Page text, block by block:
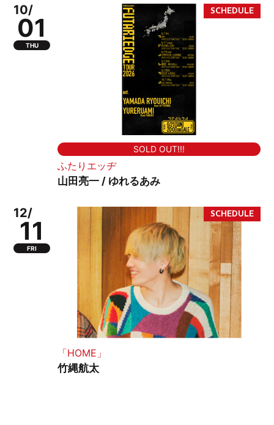
10/
01
THU
SOLD OUT!!!
ふたりエッヂ
山田亮一 / ゆれるあみ
12/
11
FRI
「HOME」
竹縄航太